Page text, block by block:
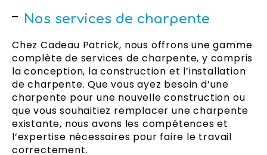
Nos services de charpente
Chez Cadeau Patrick, nous offrons une gamme
complète de services de charpente, y compris
la conception, la construction et l’installation
de charpente. Que vous ayez besoin d’une
charpente pour une nouvelle construction ou
que vous souhaitiez remplacer une charpente
existante, nous avons les compétences et
l’expertise nécessaires pour faire le travail
correctement.